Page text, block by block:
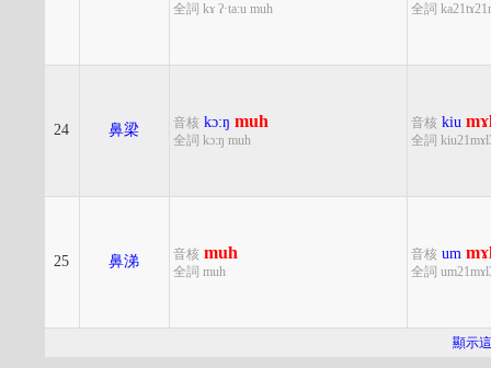
全詞 kɤ ʔ·ta:u muh 全詞
24 鼻梁 音核 kɔ:ŋ muh
全詞 kɔ:ŋ muh
音核 kiu
全詞
25 鼻涕 音核 muh
全詞 muh
音核 um
全詞
顯示